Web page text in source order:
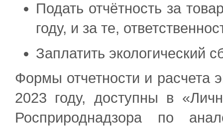
Подать отчётность за
году, и за те,
Заплатить экологический
Формы отчетности и расчета
2023 году, доступны в
Росприроднадзора по